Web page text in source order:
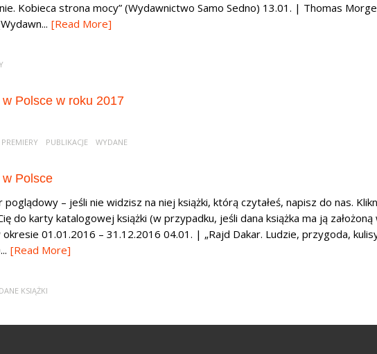
Kobieca strona mocy” (Wydawnictwo Samo Sedno) 13.01. | Thomas
[Read More]
Polsce w roku 2017
PREMIERY PUBLIKACJE WYDANE
Polsce
– jeśli nie widzisz na niej książki, którą czytałeś, napisz do nas.
do karty katalogowej książki (w przypadku, jeśli dana książka ma ją założoną
01.01.2016 – 31.12.2016 04.01. | „Rajd Dakar. Ludzie, przygoda,
[Read More]
KSIĄŻKI